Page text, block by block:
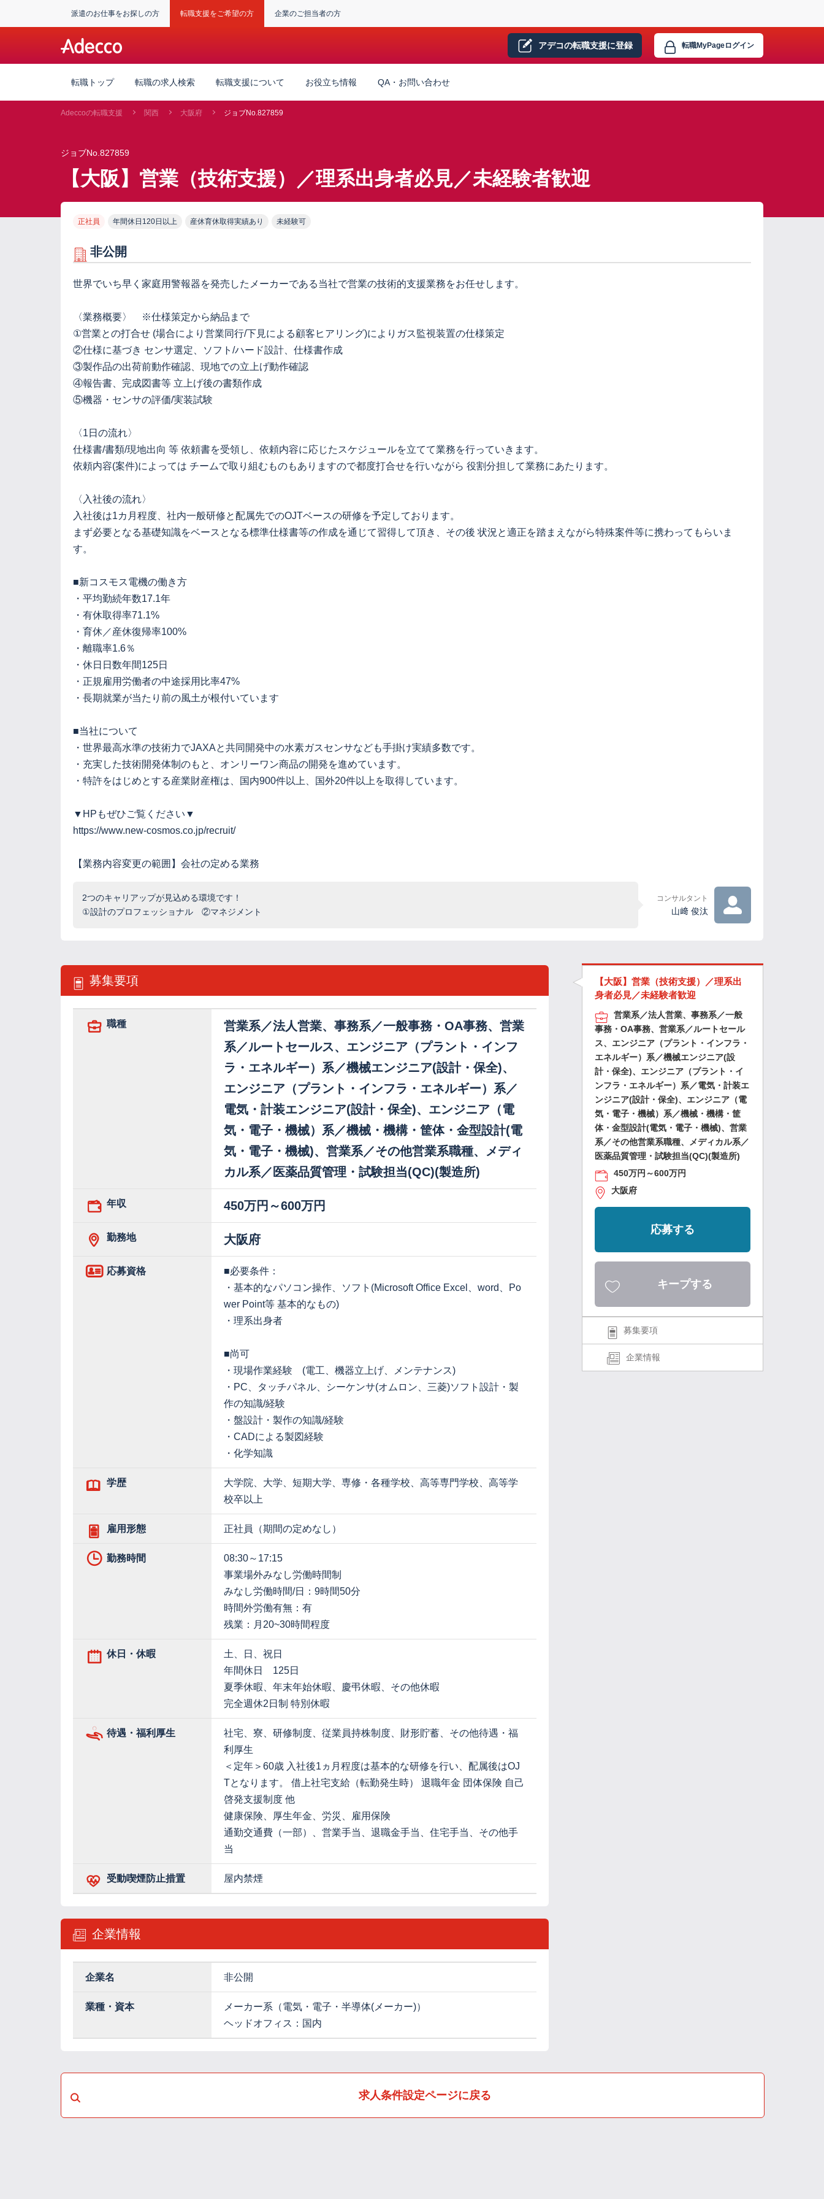
派遣のお仕事をお探しの方 転職支援をご希望の方 企業のご担当者の方
アデコの転職支援に登録 転職MyPageログイン
転職トップ 転職の求人検索 転職支援について お役立ち情報 QA・お問い合わせ
Adeccoの転職支援 関西 大阪府 ジョブNo.827859
ジョブNo.827859
【大阪】営業（技術支援）／理系出身者必見／未経験者歓迎
正社員 年間休日120日以上 産休育休取得実績あり 未経験可
非公開
世界でいち早く家庭用警報器を発売したメーカーである当社で営業の技術的支援業務をお任せします。
〈業務概要〉 ※仕様策定から納品まで
①営業との打合せ (場合により営業同行/下見による顧客ヒアリング)によりガス監視装置の仕様策定
②仕様に基づき センサ選定、ソフト/ハード設計、仕様書作成
③製作品の出荷前動作確認、現地での立上げ動作確認
④報告書、完成図書等 立上げ後の書類作成
⑤機器・センサの評価/実装試験
〈1日の流れ〉
仕様書/書類/現地出向 等 依頼書を受領し、依頼内容に応じたスケジュールを立てて業務を行っていきます。
依頼内容(案件)によっては チームで取り組むものもありますので都度打合せを行いながら 役割分担して業務にあたります。
〈入社後の流れ〉
入社後は1カ月程度、社内一般研修と配属先でのOJTベースの研修を予定しております。
まず必要となる基礎知識をベースとなる標準仕様書等の作成を通じて習得して頂き、その後 状況と適正を踏まえながら特殊案件等に携わってもらいま
す。
■新コスモス電機の働き方
・平均勤続年数17.1年
・有休取得率71.1%
・育休／産休復帰率100%
・離職率1.6％
・休日日数年間125日
・正規雇用労働者の中途採用比率47%
・長期就業が当たり前の風土が根付いています
■当社について
・世界最高水準の技術力でJAXAと共同開発中の水素ガスセンサなども手掛け実績多数です。
・充実した技術開発体制のもと、オンリーワン商品の開発を進めています。
・特許をはじめとする産業財産権は、国内900件以上、国外20件以上を取得しています。
▼HPもぜひご覧ください▼
https://www.new-cosmos.co.jp/recruit/
【業務内容変更の範囲】会社の定める業務
2つのキャリアップが見込める環境です！
①設計のプロフェッショナル ②マネジメント
コンサルタント
山﨑 俊汰
募集要項
職種
営業系／法人営業、事務系／一般事務・OA事務、営業
系／ルートセールス、エンジニア（プラント・インフ
ラ・エネルギー）系／機械エンジニア(設計・保全)、
エンジニア（プラント・インフラ・エネルギー）系／
電気・計装エンジニア(設計・保全)、エンジニア（電
気・電子・機械）系／機械・機構・筐体・金型設計(電
気・電子・機械)、営業系／その他営業系職種、メディ
カル系／医薬品質管理・試験担当(QC)(製造所)
年収 450万円～600万円
勤務地 大阪府
応募資格
■必要条件：
・基本的なパソコン操作、ソフト(Microsoft Office Excel、word、Po
wer Point等 基本的なもの)
・理系出身者
■尚可
・現場作業経験 (電工、機器立上げ、メンテナンス)
・PC、タッチパネル、シーケンサ(オムロン、三菱)ソフト設計・製
作の知識/経験
・盤設計・製作の知識/経験
・CADによる製図経験
・化学知識
学歴
大学院、大学、短期大学、専修・各種学校、高等専門学校、高等学
校卒以上
雇用形態 正社員（期間の定めなし）
勤務時間
08:30～17:15
事業場外みなし労働時間制
みなし労働時間/日：9時間50分
時間外労働有無：有
残業：月20~30時間程度
休日・休暇
土、日、祝日
年間休日 125日
夏季休暇、年末年始休暇、慶弔休暇、その他休暇
完全週休2日制 特別休暇
待遇・福利厚生
社宅、寮、研修制度、従業員持株制度、財形貯蓄、その他待遇・福
利厚生
＜定年＞60歳 入社後1ヵ月程度は基本的な研修を行い、配属後はOJ
Tとなります。 借上社宅支給（転勤発生時） 退職年金 団体保険 自己
啓発支援制度 他
健康保険、厚生年金、労災、雇用保険
通勤交通費（一部）、営業手当、退職金手当、住宅手当、その他手
当
受動喫煙防止措置 屋内禁煙
企業情報
企業名 非公開
業種・資本
メーカー系（電気・電子・半導体(メーカー)）
ヘッドオフィス：国内
【大阪】営業（技術支援）／理系出
身者必見／未経験者歓迎
営業系／法人営業、事務系／一般
事務・OA事務、営業系／ルートセール
ス、エンジニア（プラント・インフラ・
エネルギー）系／機械エンジニア(設
計・保全)、エンジニア（プラント・イ
ンフラ・エネルギー）系／電気・計装エ
ンジニア(設計・保全)、エンジニア（電
気・電子・機械）系／機械・機構・筐
体・金型設計(電気・電子・機械)、営業
系／その他営業系職種、メディカル系／
医薬品質管理・試験担当(QC)(製造所)
450万円～600万円
大阪府
応募する
キープする
募集要項
企業情報
求人条件設定ページに戻る